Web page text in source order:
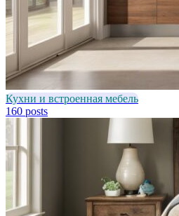
Кухни и встроенная мебель
160 posts